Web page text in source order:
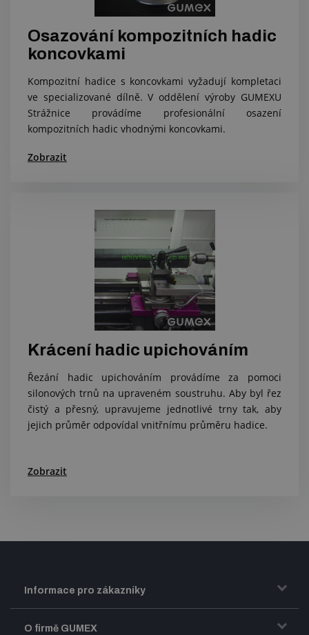
Osazování kompozitních hadic
koncovkami
Kompozitní hadice s koncovkami vyžadují kompletaci
ve specializované dílně. V oddělení výroby GUMEXU
Strážnice provádíme profesionální osazení
kompozitních hadic vhodnými koncovkami.
Zobrazit
Krácení hadic upichováním
Řezání hadic upichováním provádíme za pomoci
silonových trnů na upraveném soustruhu. Aby byl řez
čistý a přesný, upravujeme jednotlivé trny tak, aby
jejich průměr odpovídal vnitřnímu průměru hadice.
Zobrazit
Informace pro zákazníky
Doprava a zasílání zboží
O firmě GUMEX